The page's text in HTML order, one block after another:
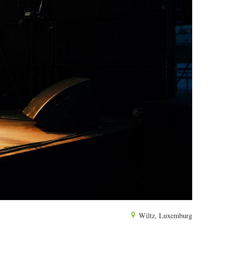
Wiltz, Luxemburg